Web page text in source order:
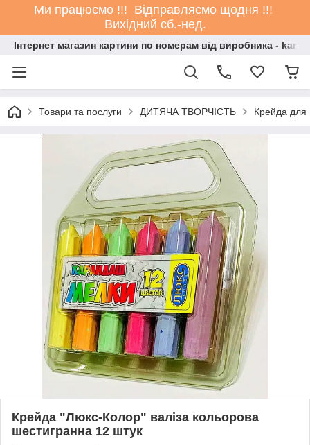
Ми працюємо !!! Відправляємо щодня !!!
Вихідний сб.-нед.
Інтернет магазин картини по номерам від виробника -
Товари та послуги ДИТЯЧА ТВОРЧІСТЬ Крейда
Крейда "Люкс-Колор" валіза кольорова
шестигранна 12 штук